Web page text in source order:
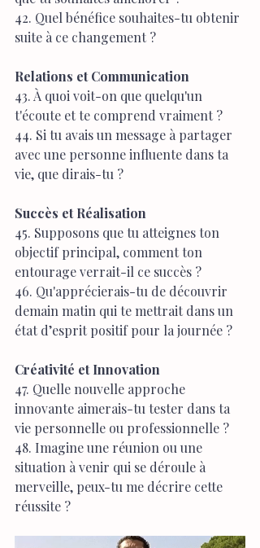
42. Quel bénéfice souhaites-tu obtenir
suite à ce changement ?
Relations et Communication
43. À quoi voit-on que quelqu'un
t'écoute et te comprend vraiment ?
44. Si tu avais un message à partager
avec une personne influente dans ta
vie, que dirais-tu ?
Succès et Réalisation
45. Supposons que tu atteignes ton
objectif principal, comment ton
entourage verrait-il ce succès ?
46. Qu'apprécierais-tu de découvrir
demain matin qui te mettrait dans un
état d’esprit positif pour la journée ?
Créativité et Innovation
47. Quelle nouvelle approche
innovante aimerais-tu tester dans ta
vie personnelle ou professionnelle ?
48. Imagine une réunion ou une
situation à venir qui se déroule à
merveille, peux-tu me décrire cette
réussite ?